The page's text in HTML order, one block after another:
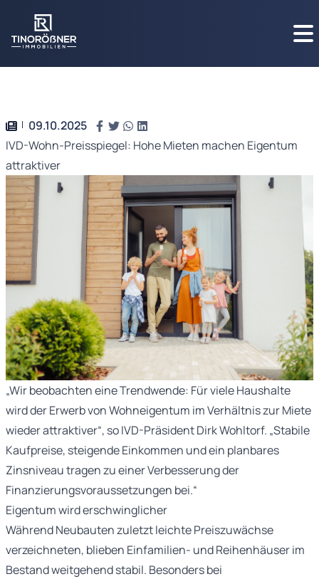
09.10.2025
IVD-Wohn-Preisspiegel: Hohe Mieten machen Eigentum
attraktiver
„Wir beobachten eine Trendwende: Für viele Haushalte
wird der Erwerb von Wohneigentum im Verhältnis zur Miete
wieder attraktiver“, so IVD-Präsident Dirk Wohltorf. „Stabile
Kaufpreise, steigende Einkommen und ein planbares
Zinsniveau tragen zu einer Verbesserung der
Finanzierungsvoraussetzungen bei.“
Eigentum wird erschwinglicher
Während Neubauten zuletzt leichte Preiszuwächse
verzeichneten, blieben Einfamilien- und Reihenhäuser im
Bestand weitgehend stabil. Besonders bei